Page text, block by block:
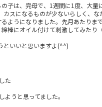
子は、完母で、1週間に1度、大量
スになるものが少ないらしく、な
ようになりました。先月あたり
棒にオイル付けて刺激してみた
といいと思いますよ(^^)
た
うと思ってました。